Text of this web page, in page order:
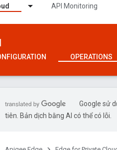
API Monitoring
OPERATIONS
Google sử
tiên. Bản dịch bằng AI có thể có lỗi.